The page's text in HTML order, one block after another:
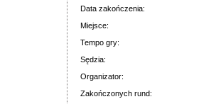
Data zakończenia:
Miejsce:
Tempo gry:
Sędzia:
Organizator:
Zakończonych rund: